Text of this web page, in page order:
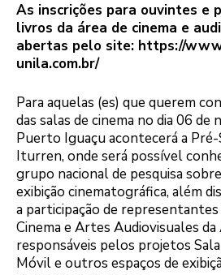
As inscrições para ouvintes e
livros da área de cinema e
abertas pelo site: https://
unila.com.br/
Para aquelas (es) que querem
das salas de cinema no dia 06 de
Puerto Iguaçu acontecerá a Pré-
Iturren, onde será possível
grupo nacional de pesquisa
exibição cinematográfica, além
a participação de
Cinema e Artes Audiovisuales
responsáveis pelos projetos Sala
Móvil e outros espaços de